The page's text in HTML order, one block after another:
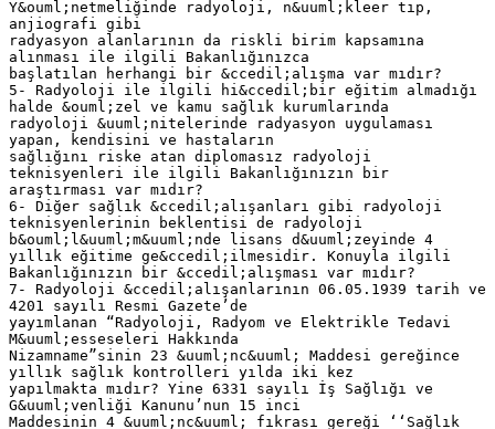
Y&ouml;netmeliğinde radyoloji, n&uuml;kleer tıp,
anjiografi gibi
radyasyon alanlarının da riskli birim kapsamına
alınması ile ilgili Bakanlığınızca
başlatılan herhangi bir &ccedil;alışma var mıdır?
5- Radyoloji ile ilgili hi&ccedil;bir eğitim almadığı
halde &ouml;zel ve kamu sağlık kurumlarında
radyoloji &uuml;nitelerinde radyasyon uygulaması
yapan, kendisini ve hastaların
sağlığını riske atan diplomasız radyoloji
teknisyenleri ile ilgili Bakanlığınızın bir
araştırması var mıdır?
6- Diğer sağlık &ccedil;alışanları gibi radyoloji
teknisyenlerinin beklentisi de radyoloji
b&ouml;l&uuml;m&uuml;nde lisans d&uuml;zeyinde 4
yıllık eğitime ge&ccedil;ilmesidir. Konuyla ilgili
Bakanlığınızın bir &ccedil;alışması var mıdır?
7- Radyoloji &ccedil;alışanlarının 06.05.1939 tarih ve
4201 sayılı Resmi Gazete’de
yayımlanan “Radyoloji, Radyom ve Elektrikle Tedavi
M&uuml;esseseleri Hakkında
Nizamname”sinin 23 &uuml;nc&uuml; Maddesi gereğince
yıllık sağlık kontrolleri yılda iki kez
yapılmakta mıdır? Yine 6331 sayılı İş Sağlığı ve
G&uuml;venliği Kanunu’nun 15 inci
Maddesinin 4 &uuml;nc&uuml; fıkrası gereği ‘‘Sağlık